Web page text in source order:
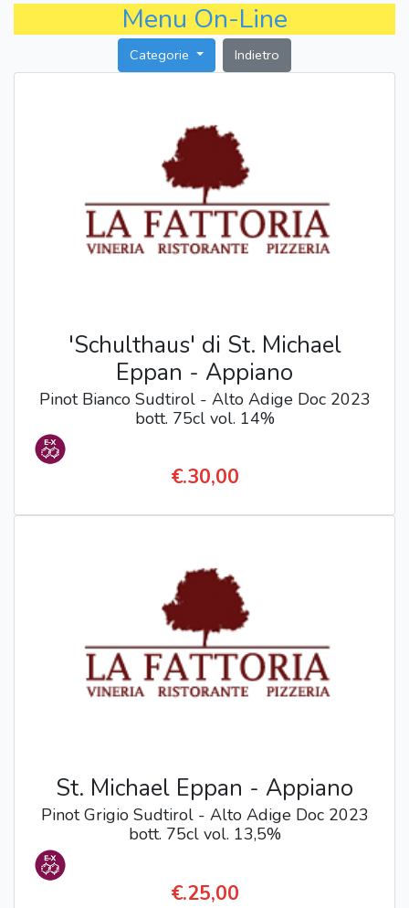
Menu On-Line
Categorie Indietro
'Schulthaus' di St. Michael
Eppan - Appiano
Pinot Bianco Sudtirol - Alto Adige Doc 2023
bott. 75cl vol. 14%
€.30,00
St. Michael Eppan - Appiano
Pinot Grigio Sudtirol - Alto Adige Doc 2023
bott. 75cl vol. 13,5%
€.25,00